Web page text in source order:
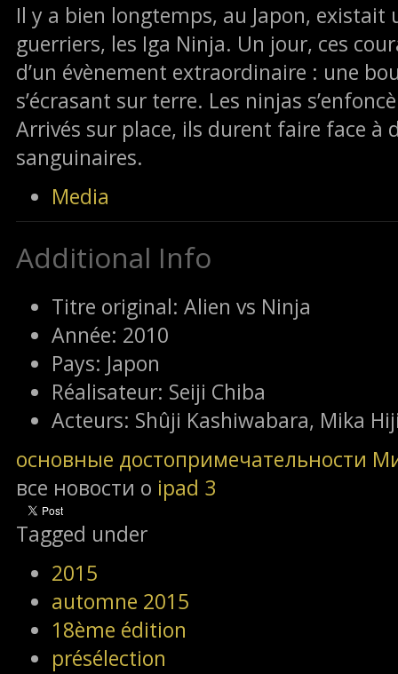
Il y a bien longtemps, au Japon, existait
guerriers, les Iga Ninja. Un jour, ces
d’un évènement extraordinaire : une
s’écrasant sur terre. Les ninjas
Arrivés sur place, ils durent faire face à
sanguinaires.
Media
Additional Info
Titre original: Alien vs Ninja
Année: 2010
Pays: Japon
Réalisateur: Seiji Chiba
Acteurs: Shûji Kashiwabara, Mika
основные достопримечательности
все новости о ipad 3
Tagged under
2015
automne 2015
18ème édition
présélection